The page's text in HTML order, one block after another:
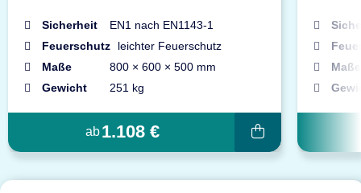
Sicherheit
EN1 nach EN1143-1
Feuerschutz
leichter Feuerschutz
Maße
800 × 600 × 500 mm
Gewicht
251 kg
ab 1.108 €
Maße